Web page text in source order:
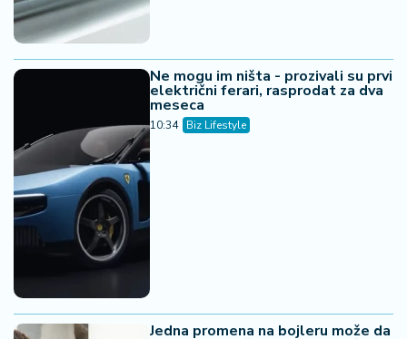
Ne mogu im ništa - prozivali su prvi
električni ferari, rasprodat za dva
meseca
10:34 Biz Lifestyle
Jedna promena na bojleru može da